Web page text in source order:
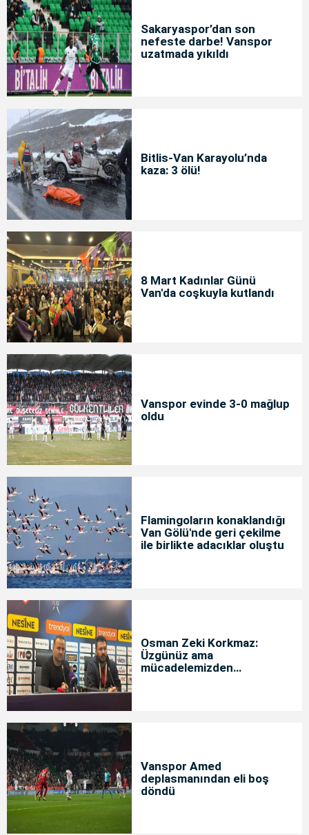
Sakaryaspor’dan son
nefeste darbe! Vanspor
uzatmada yıkıldı
Bitlis-Van Karayolu’nda
kaza: 3 ölü!
8 Mart Kadınlar Günü
Van'da coşkuyla kutlandı
Vanspor evinde 3-0 mağlup
oldu
Flamingoların konaklandığı
Van Gölü'nde geri çekilme
ile birlikte adacıklar oluştu
Osman Zeki Korkmaz:
Üzgünüz ama
mücadelemizden
Vanspor Amed
deplasmanından eli boş
döndü